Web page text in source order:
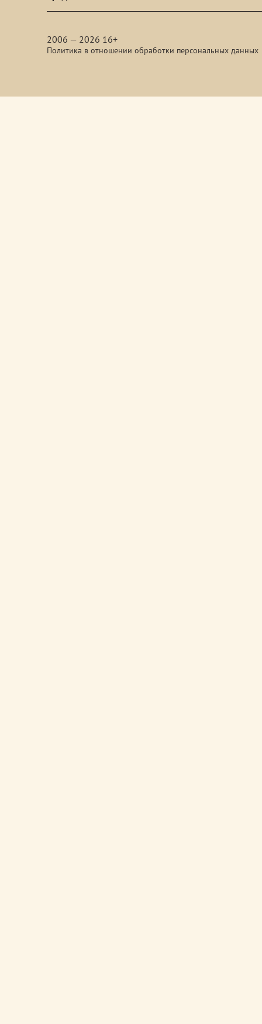
2006 — 2026 16+
Политика в отношении обработки персональных данных